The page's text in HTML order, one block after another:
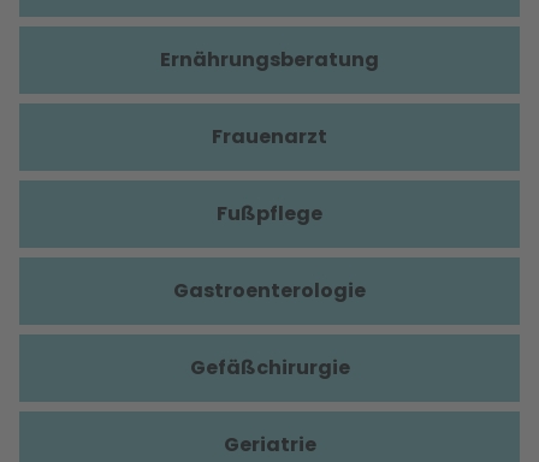
Ernährungsberatung
Frauenarzt
Fußpflege
Gastroenterologie
Gefäßchirurgie
Geriatrie